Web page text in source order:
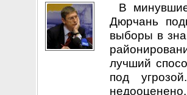
В
Дюрчань
выборы в
лучший
под